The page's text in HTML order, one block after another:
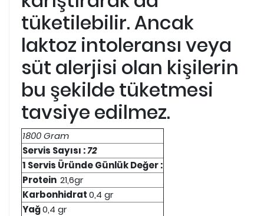
tüketilebilir. Ancak
laktoz intoleransı veya
süt alerjisi olan kişilerin
bu şekilde tüketmesi
tavsiye edilmez.
1800 Gram
Servis Sayısı :72
1 Servis ÜründeGünlük Değer :
Protein 21,6gr
Karbonhidrat0,4 gr
Yağ0,4 gr